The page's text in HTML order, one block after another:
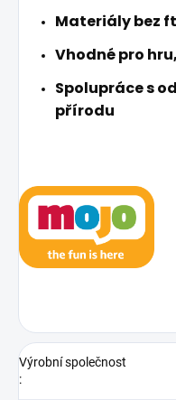
Materiály bez
Vhodné pro
Spolupráce s
přírodu
Výrobní společnost
: